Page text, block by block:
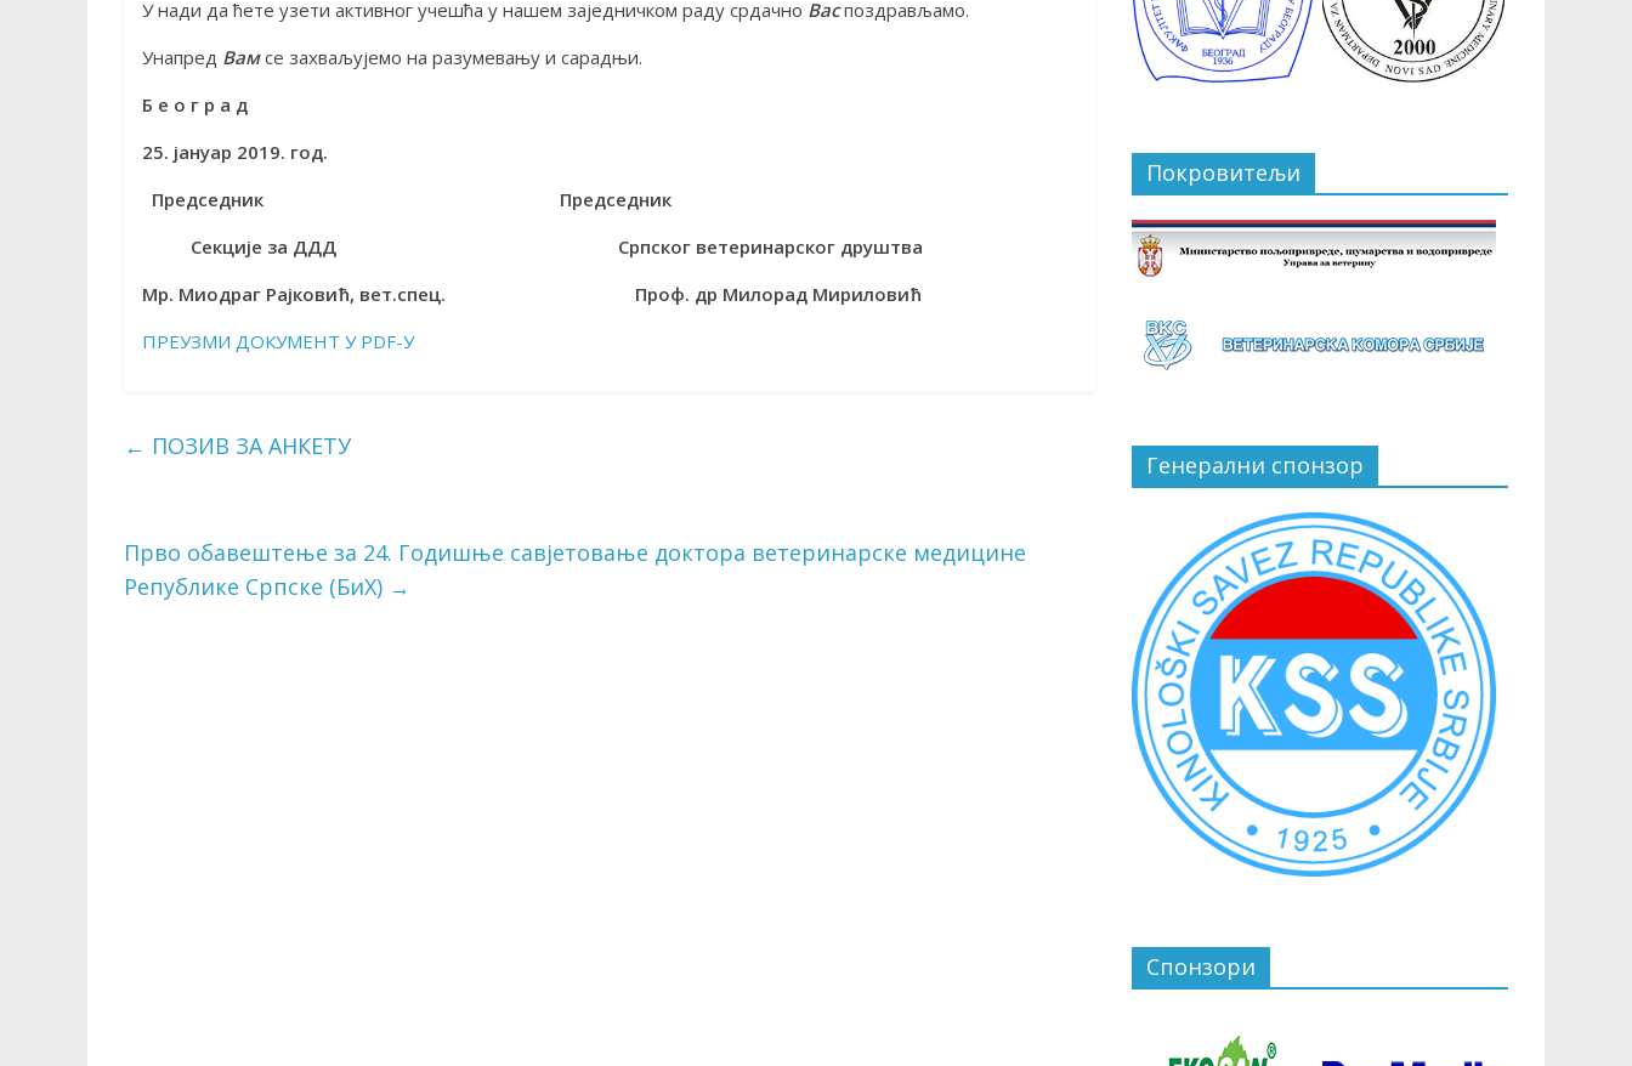
У нади да ћете узети активног учешћа у нашем заједничком раду срдачно Васпоздрављамо.
Унапред Вамсе захваљујемо на разумевању и сарадњи.
Б е о г р а д
25. јануар 2019. год.
Председник Председник
Секције за ДДД Српског ветеринарског друштва
Мр. Миодраг Рајковић, вет.спец. Проф. др Милорад Мириловић
ПРЕУЗМИ ДОКУМЕНТ У PDF-У
← ПОЗИВ ЗА АНКЕТУ
Прво обавештење за 24. Годишње савјетовање доктора ветеринарске медицине
Републике Српске (БиХ) →
Покровитељи
Генерални спонзор
Спонзори